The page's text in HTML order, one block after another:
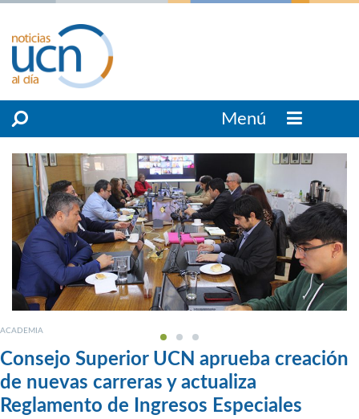
Menú
ACADEMIA
Consejo Superior UCN aprueba creación
de nuevas carreras y actualiza
Reglamento de Ingresos Especiales